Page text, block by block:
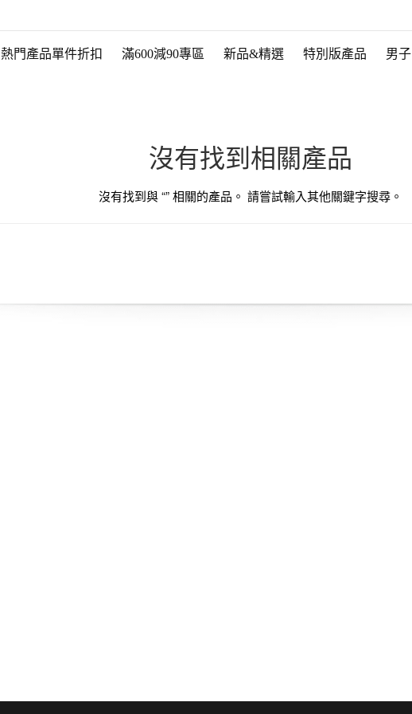
熱門產品單件折扣 滿600減90專區 新品&精選 特別版產品 男子
沒有找到相關產品
沒有找到與 “” 相關的產品。 請嘗試輸入其他關鍵字搜尋。